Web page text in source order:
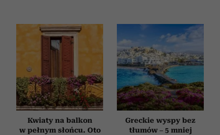
Kwiaty na balkon
w pełnym słońcu. Oto
Greckie wyspy bez
tłumów – 5 mniej